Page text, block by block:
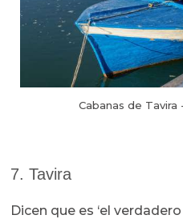
Cabanas de
7. Tavira
Dicen que es ‘el